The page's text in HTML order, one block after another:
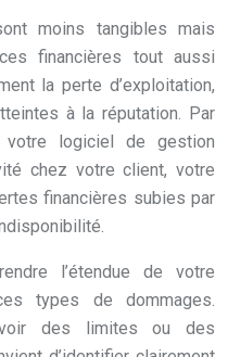
moins tangibles mais
financières tout aussi
la perte d’exploitation,
à la réputation. Par
logiciel de gestion
chez votre client, votre
financières subies par
l’étendue de votre
types de dommages.
des limites ou des